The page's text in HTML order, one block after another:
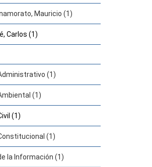
Mauricio (1)
Carlos (1)
(1)
(1)
(1)
(1)
la Información (1)